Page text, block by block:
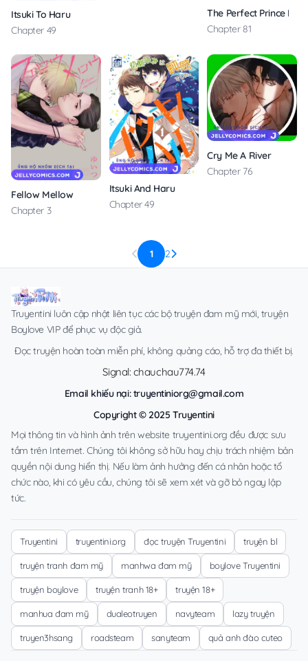
Itsuki To Haru
Chapter 49
The Perfect Prince
Chapter 81
Fellow Mellow
Chapter 3
Itsuki And Haru
Chapter 49
Cry Me A River
Chapter 76
1 2
Truyentini luôn cập nhật liên tục các bộ truyện đam mỹ mới, truyện
Boylove VIP để phục vụ độc giả.
Đọc truyện hoàn toàn miễn phí, không quảng cáo, hỗ trợ đa thiết bị.
Signal: chauchau774.74
Email khiếu nại:truyentiniorg@gmail.com
Copyright © 2025 Truyentini
Mọi thông tin và hình ảnh trên website truyentini.org đều được sưu
tầm trên Internet. Chúng tôi không sở hữu hay chịu trách nhiệm bản
quyền nội dung hiển thị. Nếu làm ảnh hưởng đến cá nhân hoặc tổ
chức nào, khi có yêu cầu, chúng tôi sẽ xem xét và gỡ bỏ ngay lập
tức.
Truyentini truyentini.org đọc truyện Truyentini truyện bl
truyện tranh đam mỹ manhwa đam mỹ boylove Truyentini
truyện boylove truyện tranh 18+ truyện 18+
manhua đam mỹ dualeotruyen navyteam lazy truyện
truyen3hsang roadsteam sanyteam quả anh đào cuteo